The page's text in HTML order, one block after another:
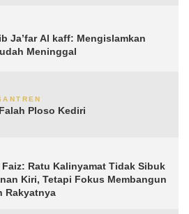
Ja’far Al kaff: Mengislamkan
Meninggal
Ploso Kediri
Ratu Kalinyamat Tidak Sibuk
Kiri, Tetapi Fokus Membangun
Rakyatnya